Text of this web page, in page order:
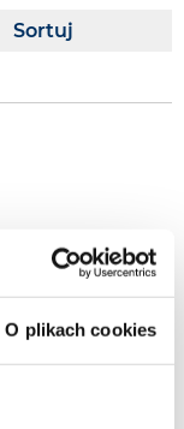
O plikach cookies
Sortuj
3.41 zł
Na prezent